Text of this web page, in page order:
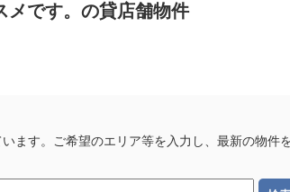
メです。の貸店舗物件
ます。ご希望のエリア等を入力し、最新の物件